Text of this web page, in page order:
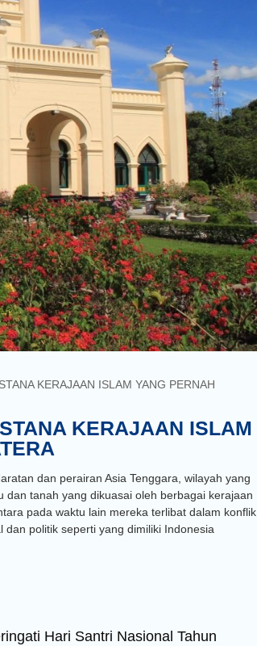
KERAJAAN ISLAM YANG PERNAH
KERAJAAN ISLAM
dan perairan Asia Tenggara, wilayah yang
tanah yang dikuasai oleh berbagai kerajaan
pada waktu lain mereka terlibat dalam konflik
politik seperti yang dimiliki Indonesia
Hari Santri Nasional Tahun